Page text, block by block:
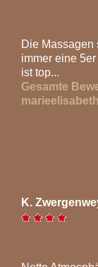
Die Massagen
immer eine
ist top...
Gesamte
K.